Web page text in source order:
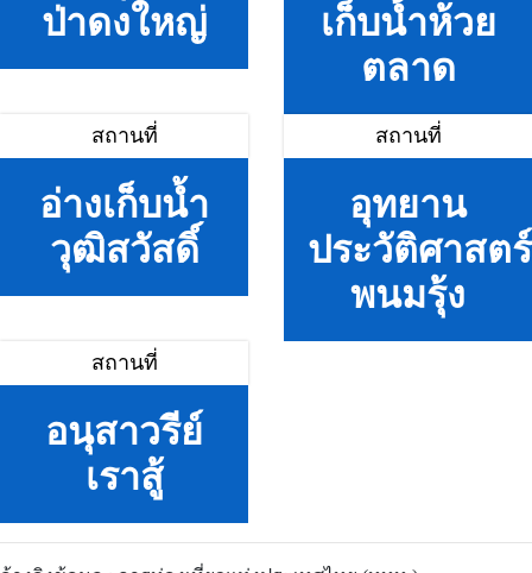
ป่าดงใหญ่
เก็บน้ำห้วย
ตลาด
สถานที่
อ่างเก็บน้ำ
วุฒิสวัสดิ์
สถานที่
อุทยาน
ประวัติศาสตร์
พนมรุ้ง
สถานที่
อนุสาวรีย์
เราสู้